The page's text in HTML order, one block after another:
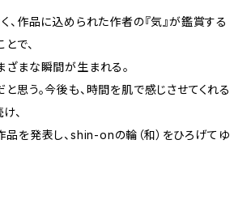
、作品に込められた作者の『気』が鑑賞する
で、
ざまな瞬間が生まれる。
思う。今後も、時間を肌で感じさせてくれる
、
品を発表し、shin-onの輪（和）をひろげてゆ